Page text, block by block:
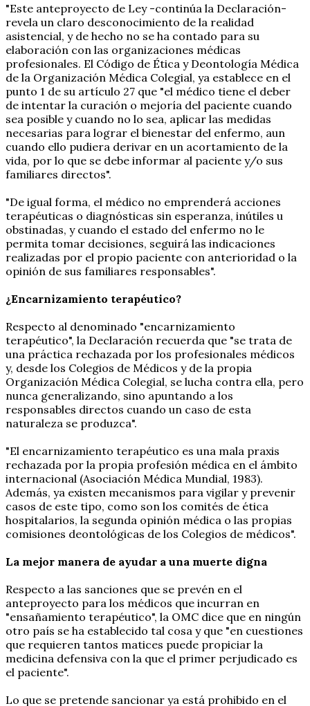
"Este anteproyecto de Ley -continúa la Declaración-
revela un claro desconocimiento de la realidad
asistencial, y de hecho no se ha contado para su
elaboración con las organizaciones médicas
profesionales. El Código de Ética y Deontología Médica
de la Organización Médica Colegial, ya establece en el
punto 1 de su artículo 27 que "el médico tiene el deber
de intentar la curación o mejoría del paciente cuando
sea posible y cuando no lo sea, aplicar las medidas
necesarias para lograr el bienestar del enfermo, aun
cuando ello pudiera derivar en un acortamiento de la
vida, por lo que se debe informar al paciente y/o sus
familiares directos".
"De igual forma, el médico no emprenderá acciones
terapéuticas o diagnósticas sin esperanza, inútiles u
obstinadas, y cuando el estado del enfermo no le
permita tomar decisiones, seguirá las indicaciones
realizadas por el propio paciente con anterioridad o la
opinión de sus familiares responsables".
¿Encarnizamiento terapéutico?
Respecto al denominado "encarnizamiento
terapéutico", la Declaración recuerda que "se trata de
una práctica rechazada por los profesionales médicos
y, desde los Colegios de Médicos y de la propia
Organización Médica Colegial, se lucha contra ella, pero
nunca generalizando, sino apuntando a los
responsables directos cuando un caso de esta
naturaleza se produzca".
"El encarnizamiento terapéutico es una mala praxis
rechazada por la propia profesión médica en el ámbito
internacional (Asociación Médica Mundial, 1983).
Además, ya existen mecanismos para vigilar y prevenir
casos de este tipo, como son los comités de ética
hospitalarios, la segunda opinión médica o las propias
comisiones deontológicas de los Colegios de médicos".
La mejor manera de ayudar a una muerte digna
Respecto a las sanciones que se prevén en el
anteproyecto para los médicos que incurran en
"ensañamiento terapéutico", la OMC dice que en ningún
otro país se ha establecido tal cosa y que "en cuestiones
que requieren tantos matices puede propiciar la
medicina defensiva con la que el primer perjudicado es
el paciente".
Lo que se pretende sancionar ya está prohibido en el